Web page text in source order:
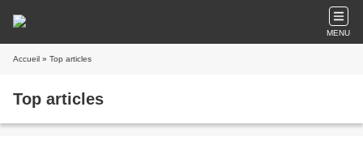
MENU
Accueil » Top articles
Top articles